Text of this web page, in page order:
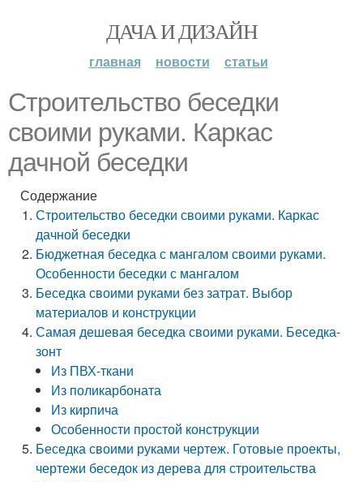
ДАЧА И ДИЗАЙН
главная новости статьи
Строительство беседки
своими руками. Каркас
дачной беседки
Содержание
Строительство беседки своими руками. Каркас
дачной беседки
Бюджетная беседка с мангалом своими руками.
Особенности беседки с мангалом
Беседка своими руками без затрат. Выбор
материалов и конструкции
Самая дешевая беседка своими руками. Беседка-
зонт
Из ПВХ-ткани
Из поликарбоната
Из кирпича
Особенности простой конструкции
Беседка своими руками чертеж. Готовые проекты,
чертежи беседок из дерева для строительства